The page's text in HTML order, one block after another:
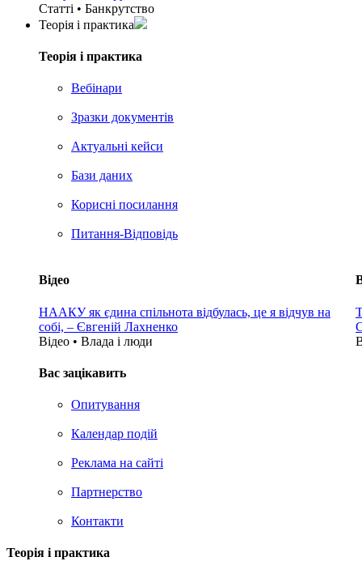
Статті • Банкрутство
Теорія i практика
Теорія i практика
Вебінари
Зразки документів
Актуальні кейси
Бази даних
Корисні посилання
Питання-Відповідь
Відео
НААКУ як єдина спільнота відбулась, це я відчув на
собі, – Євгеній Лахненко
Відео • Влада i люди
Вас зацікавить
Опитування
Календар подій
Реклама на сайтi
Партнерство
Контакти
Теорія i практика